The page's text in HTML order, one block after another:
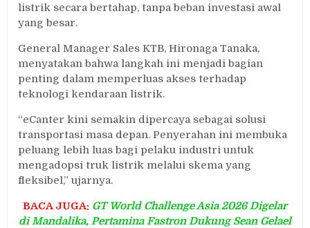
listrik secara bertahap, tanpa beban investasi awal
yang besar.
General Manager Sales KTB, Hironaga Tanaka,
menyatakan bahwa langkah ini menjadi bagian
penting dalam memperluas akses terhadap
teknologi kendaraan listrik.
“eCanter kini semakin dipercaya sebagai solusi
transportasi masa depan. Penyerahan ini membuka
peluang lebih luas bagi pelaku industri untuk
mengadopsi truk listrik melalui skema yang
fleksibel,” ujarnya.
BACA JUGA: GT World Challenge Asia 2026 Digelar
di Mandalika, Pertamina Fastron Dukung Sean Gelael